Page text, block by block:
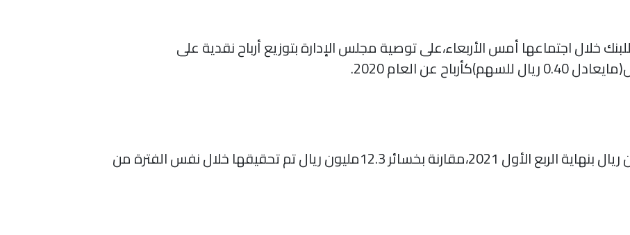
خلال اجتماعها أمس الأربعاء،على توصية مجلس الإدارة بتوزيع أرباح نقدية على
ارتفعت خسائر الشركة إلى 15.3مليون ريال بنهاية الربع الأول 2021،مقارنة بخسائر 12.3مليون ريال تم تحقيقها خلال نفس الفترة من